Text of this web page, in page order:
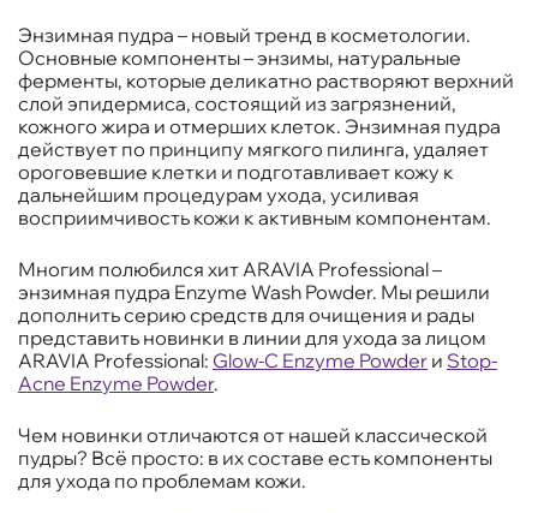
Энзимная пудра – новый тренд в косметологии.
Основные компоненты – энзимы, натуральные
ферменты, которые деликатно растворяют верхний
слой эпидермиса, состоящий из загрязнений,
кожного жира и отмерших клеток. Энзимная пудра
действует по принципу мягкого пилинга, удаляет
ороговевшие клетки и подготавливает кожу к
дальнейшим процедурам ухода, усиливая
восприимчивость кожи к активным компонентам.
Многим полюбился хит ARAVIA Professional –
энзимная пудра Enzyme Wash Powder. Мы решили
дополнить серию средств для очищения и рады
представить новинки в линии для ухода за лицом
ARAVIA Professional: Glow-C Enzyme Powder и Stop-
Acne Enzyme Powder.
Чем новинки отличаются от нашей классической
пудры? Всё просто: в их составе есть компоненты
для ухода по проблемам кожи.